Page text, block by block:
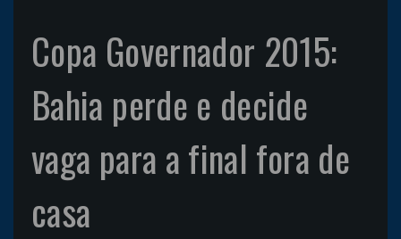
Copa Governador 2015:
Bahia perde e decide
vaga para a final fora de
casa